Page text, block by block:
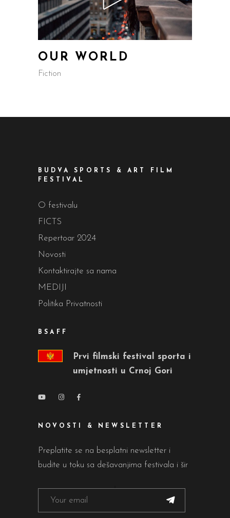
OUR WORLD
Fiction
BUDVA SPORTS & ART FILM
FESTIVAL
O festivalu
FICTS
Repertoar 2024
Novosti
Kontaktirajte sa nama
MEDIJI
Politika Privatnosti
BSAFF
Prvi filmski festival sporta i
umjetnosti u Crnoj Gori
NOVOSTI & NEWSLETTER
Preplatite se na besplatni newsletter i
budite u toku sa dešavanjima festivala i šir